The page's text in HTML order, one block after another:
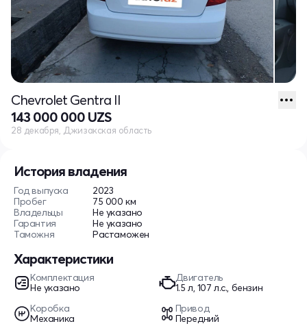
История владения
Год выпуска
2023
Пробег
75 000 км
Владельцы
Не указано
Гарантия
Не указано
Таможня
Растаможен
Характеристики
Комплектация
Не указано
Двигатель
1.5 л, 107 л.с., бензин
Коробка
Механика
Привод
Передний
Chevrolet Gentra II
143 000 000 UZS
28 декабря, Джизакская область